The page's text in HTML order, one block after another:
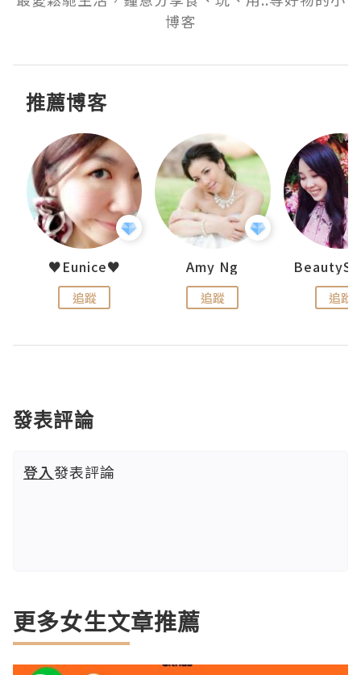
博客
推薦博客
♥Eunice♥
追蹤
Amy Ng
追蹤 追蹤
發表評論
登入發表評論
更多女生文章推薦